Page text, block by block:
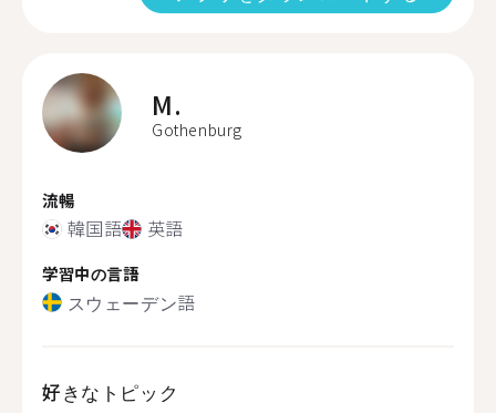
M.
Gothenburg
流暢
韓国語 英語
学習中の言語
スウェーデン語
好きなトピック